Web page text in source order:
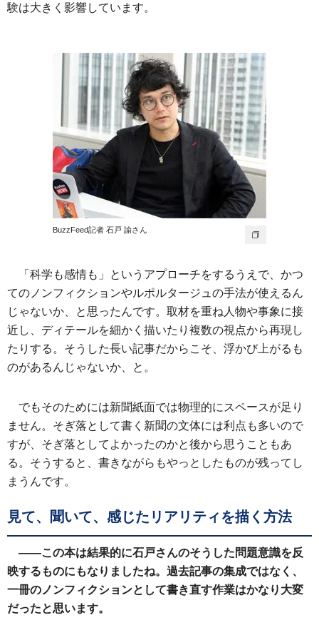
験は大きく影響しています。
BuzzFeed記者 石戸 諭さん
「科学も感情も」というアプローチをするうえで、かつ
てのノンフィクションやルポルタージュの手法が使えるん
じゃないか、と思ったんです。取材を重ね人物や事象に接
近し、ディテールを細かく描いたり複数の視点から再現し
たりする。そうした長い記事だからこそ、浮かび上がるも
のがあるんじゃないか、と。
でもそのためには新聞紙面では物理的にスペースが足り
ません。そぎ落として書く新聞の文体には利点も多いので
すが、そぎ落としてよかったのかと後から思うこともあ
る。そうすると、書きながらもやっとしたものが残ってし
まうんです。
見て、聞いて、感じたリアリティを描く方法
――この本は結果的に石戸さんのそうした問題意識を反
映するものにもなりましたね。過去記事の集成ではなく、
一冊のノンフィクションとして書き直す作業はかなり大変
だったと思います。